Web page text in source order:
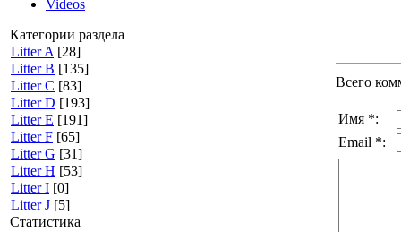
Videos
Категории раздела
Litter A [28]
Litter B [135]
Litter C [83]
Litter D [193]
Litter E [191]
Litter F [65]
Litter G [31]
Litter H [53]
Litter I [0]
Litter J [5]
Статистика
Всего
Имя *:
Email *: